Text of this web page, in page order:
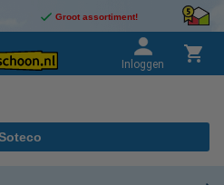
Groot assortiment!
Inloggen